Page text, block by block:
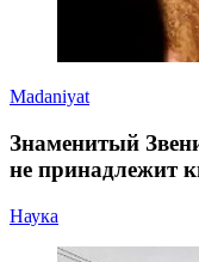
Madaniyat
Знаменитый
не принадлежит
Наука